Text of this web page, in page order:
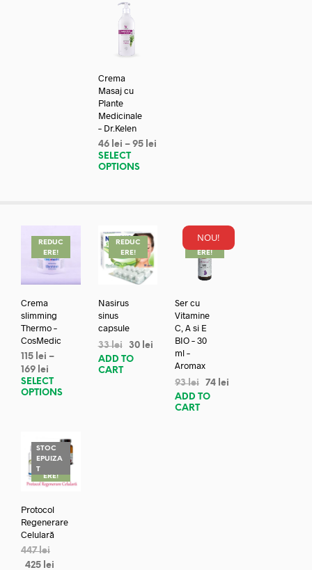
Crema
Masaj cu
Plante
Medicinale
– Dr.Kelen
46 lei – 95 lei
SELECT
OPTIONS
REDUC
ERE!
Crema
slimming
Thermo –
CosMedic
115 lei –
169 lei
SELECT
OPTIONS
REDUC
ERE!
Nasirus
sinus
capsule
33lei 30 lei
ADD TO
CART
NOU!
REDUC
ERE!
Ser cu
Vitamine
C, A si E
BIO – 30
ml –
Aromax
93lei 74 lei
ADD TO
CART
STOC
EPUIZA
TREDUC
ERE!
Protocol
Regenerare
Celulară
447lei
425 lei